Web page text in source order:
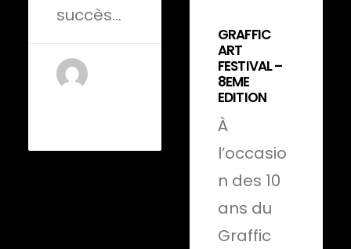
succès…
GRAFFIC
ART
FESTIVAL –
8EME
EDITION
À
l’occasio
n des 10
ans du
Graffic